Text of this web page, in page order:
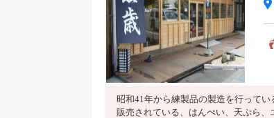
昭和41年から練製品の製造を行って
販売されている、はんぺい、天ぷら